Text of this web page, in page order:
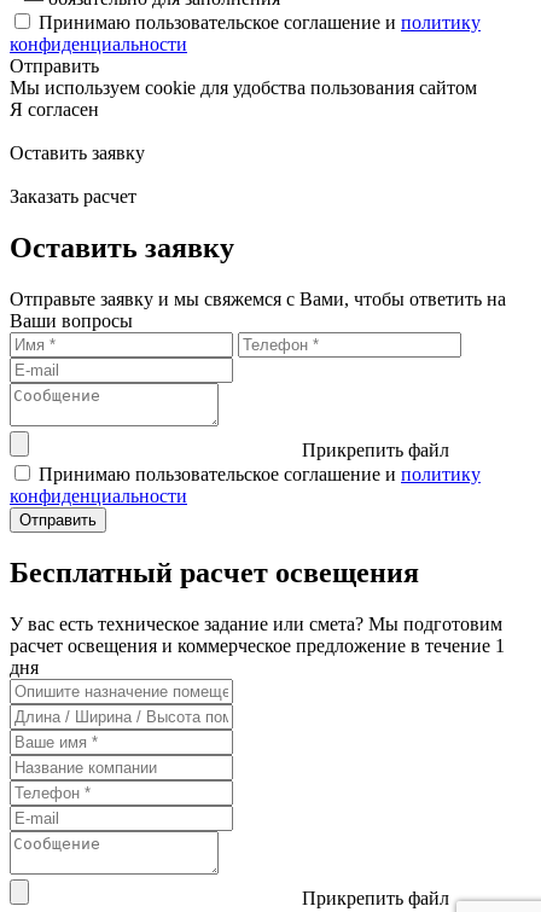
Принимаю пользовательское соглашение и политику
конфиденциальности
Отправить
Мы используем cookie для удобства пользования сайтом
Я согласен
Оставить заявку
Заказать расчет
Оставить заявку
Отправьте заявку и мы свяжемся с Вами, чтобы ответить на
Ваши вопросы
Прикрепить файл
Принимаю пользовательское соглашение и политику
конфиденциальности
Бесплатный расчет освещения
У вас есть техническое задание или смета? Мы подготовим
расчет освещения и коммерческое предложение в течение 1
дня
Прикрепить файл